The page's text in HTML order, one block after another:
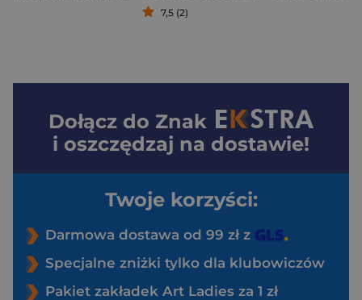
7,5 (2)
Dołącz do Znak
i oszczędzaj na dostawie!
Twoje korzyści:
Darmowa dostawa od 99 zł z
Specjalne zniżki tylko dla klubowiczów
Pakiet zakładek Art Ladies za 1 zł